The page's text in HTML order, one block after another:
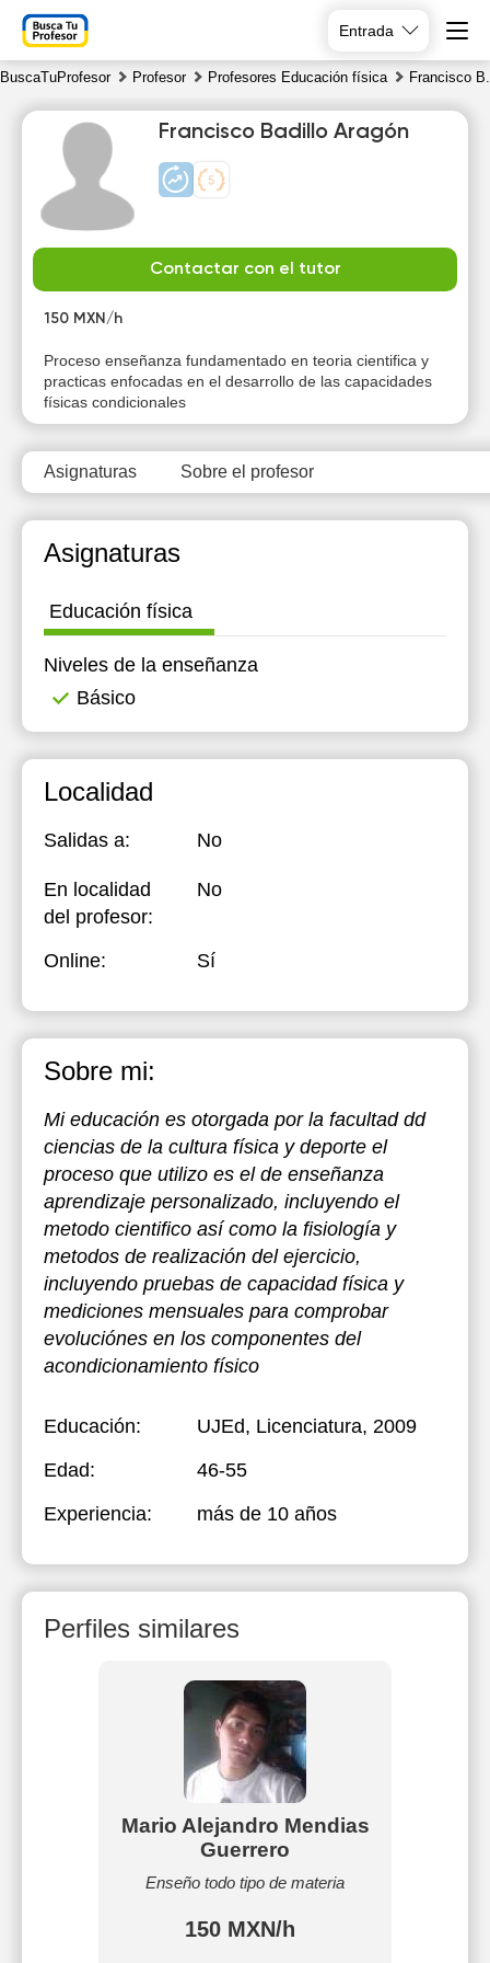
Entrada
BuscaTuProfesor Profesor Profesores Educación física Francisco B.
Francisco Badillo Aragón
Contactar con el tutor
150 MXN/h
Proceso enseñanza fundamentado en teoria cientifica y
practicas enfocadas en el desarrollo de las capacidades
físicas condicionales
Asignaturas Sobre el profesor
Asignaturas
Educación física
Niveles de la enseñanza
Básico
Localidad
Salidas a: No
En localidad
del profesor:
No
Online: Sí
Sobre mi:
Mi educación es otorgada por la facultad dd
ciencias de la cultura física y deporte el
proceso que utilizo es el de enseñanza
aprendizaje personalizado, incluyendo el
metodo cientifico así como la fisiología y
metodos de realización del ejercicio,
incluyendo pruebas de capacidad física y
mediciones mensuales para comprobar
evoluciónes en los componentes del
acondicionamiento físico
Educación: UJEd, Licenciatura, 2009
Edad:
46-55
Experiencia:
más de 10 años
Perfiles similares
Mario Alejandro Mendias
Guerrero
Enseño todo tipo de materia
150 MXN/h
8
Su
9
Mo
10
11